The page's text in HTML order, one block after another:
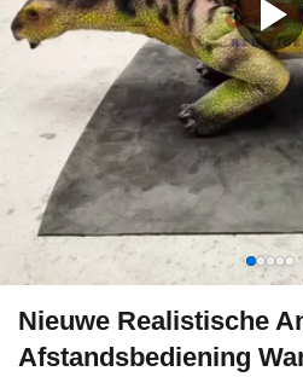
Nieuwe Realistische
Afstandsbediening